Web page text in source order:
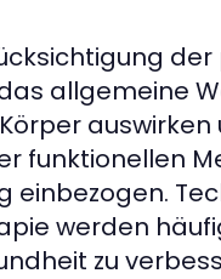
allgemeine
auswirken
funktionellen
werden
zu